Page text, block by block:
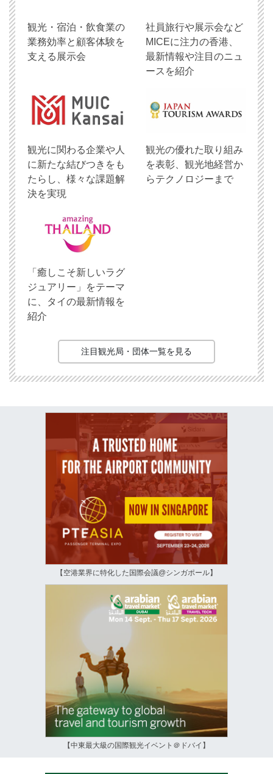
観光・宿泊・飲食業の
業務効率と顧客体験を
支える展示会
社員旅行や展示会など
MICEに注力の香港、
最新情報や注目のニュ
ースを紹介
観光に関わる企業や人
に新たな結びつきをも
たらし、様々な課題解
決を実現
観光の優れた取り組み
を表彰、観光地経営か
らテクノロジーまで
「癒しこそ新しいラグ
ジュアリー」をテーマ
に、タイの最新情報を
紹介
注目観光局・団体一覧を見る
【空港業界に特化した国際会議@シンガポール】
【中東最大級の国際観光イベント＠ドバイ】